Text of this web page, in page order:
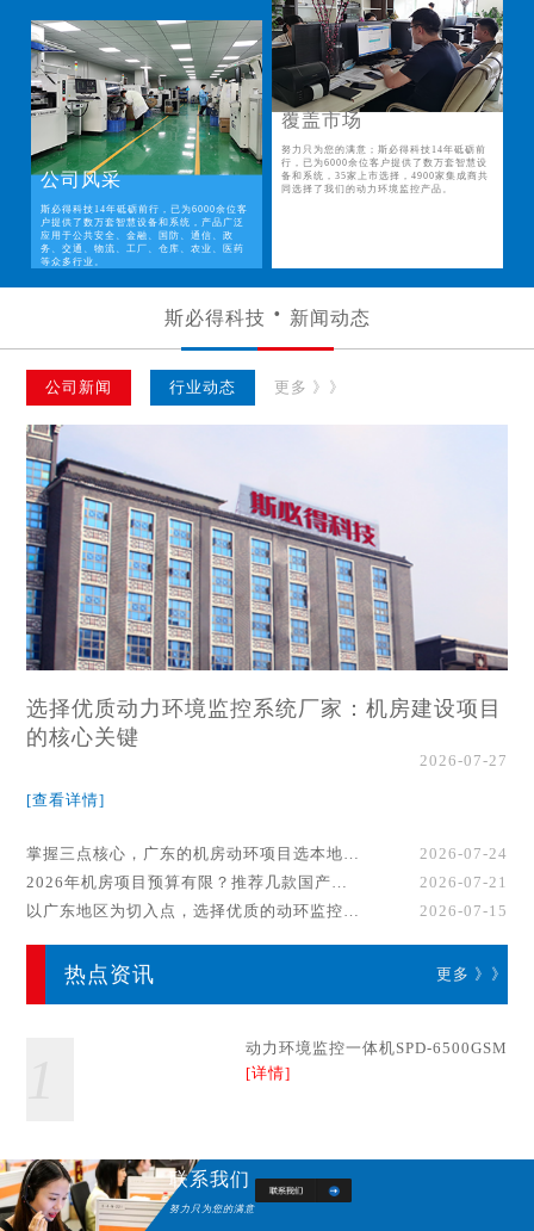
公司风采
斯必得科技14年砥砺前行，已为6000余位客
户提供了数万套智慧设备和系统，产品广泛
应用于公共安全、金融、国防、通信、政
务、交通、物流、工厂、仓库、农业、医药
等众多行业。
覆盖市场
努力只为您的满意；斯必得科技14年砥砺前
行，已为6000余位客户提供了数万套智慧设
备和系统，35家上市选择，4900家集成商共
同选择了我们的动力环境监控产品。
斯必得科技 新闻动态
公司新闻 行业动态 更多 》》
选择优质动力环境监控系统厂家：机房建设项目
的核心关键
2026-07-27
[查看详情]
掌握三点核心，广东的机房动环项目选本地厂家事半功倍！
2026-07-24
2026年机房项目预算有限？推荐几款国产动环监控系统品牌
2026-07-21
以广东地区为切入点，选择优质的动环监控系统厂家
2026-07-15
热点资讯 更多 》》
动力环境监控一体机SPD-6500GSM
[详情]
联系我们
努力只为您的满意